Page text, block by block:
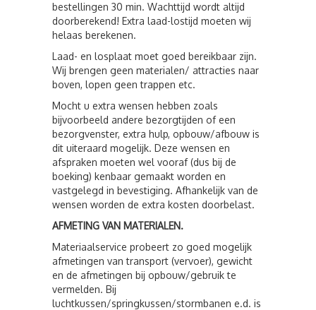
bestellingen 30 min. Wachttijd wordt altijd
doorberekend! Extra laad-lostijd moeten wij
helaas berekenen.
Laad- en losplaat moet goed bereikbaar zijn.
Wij brengen geen materialen/ attracties naar
boven, lopen geen trappen etc.
Mocht u extra wensen hebben zoals
bijvoorbeeld andere bezorgtijden of een
bezorgvenster, extra hulp, opbouw/afbouw is
dit uiteraard mogelijk. Deze wensen en
afspraken moeten wel vooraf (dus bij de
boeking) kenbaar gemaakt worden en
vastgelegd in bevestiging. Afhankelijk van de
wensen worden de extra kosten doorbelast.
AFMETING VAN MATERIALEN.
Materiaalservice probeert zo goed mogelijk
afmetingen van transport (vervoer), gewicht
en de afmetingen bij opbouw/gebruik te
vermelden. Bij
luchtkussen/springkussen/stormbanen e.d. is